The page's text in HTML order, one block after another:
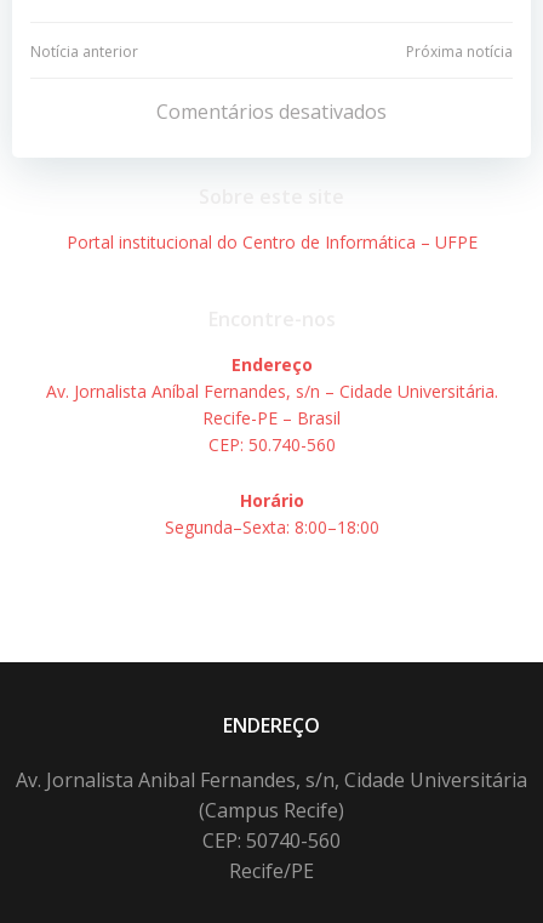
Navegação
Post
Notícia anterior
Navegação
de
Post
Próxima notícia
Comentários desativados
Portal institucional do Centro de Informática – UFPE
Endereço
Av. Jornalista Aníbal Fernandes, s/n – Cidade Universitária.
Recife-PE – Brasil
CEP: 50.740-560
Horário
Segunda–Sexta: 8:00–18:00
ENDEREÇO
Av. Jornalista Anibal Fernandes, s/n, Cidade Universitária
(Campus Recife)
CEP: 50740-560
Recife/PE